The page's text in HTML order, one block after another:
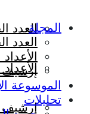
العدد
إرشيف
المجلة
العدد
إرشيف
الموسوعة
تحليلات